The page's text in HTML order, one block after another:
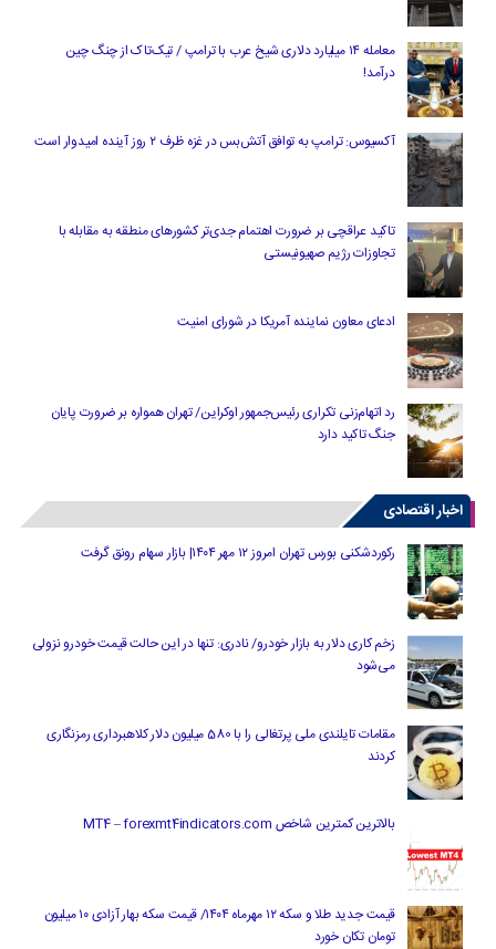
معامله ۱۴ میلیارد دلاری شیخ عرب با ترامپ / تیک‌تاک از چنگ چین
درآمد!
آکسیوس: ترامپ به توافق آتش‌بس در غزه ظرف ۲ روز آینده امیدوار است
تاکید عراقچی بر ضرورت اهتمام جدی‌تر کشورهای منطقه به مقابله با
تجاوزات رژیم صهیونیستی
ادعای معاون نماینده آمریکا در شورای امنیت
رد اتهام‌زنی تکراری رئیس‌جمهور اوکراین/ تهران همواره بر ضرورت پایان
جنگ تاکید دارد
اخبار اقتصادی
رکوردشکنی بورس تهران امروز ۱۲ مهر ۱۴۰۴| بازار سهام رونق گرفت
زخم کاری دلار به بازار خودرو/ نادری: تنها در این حالت قیمت خودرو نزولی
می‌شود
مقامات تایلندی ملی پرتغالی را با 580 میلیون دلار کلاهبرداری رمزنگاری
کردند
بالاترین کمترین شاخص MT4 – forexmt4indicators.com
قیمت جدید طلا و سکه ۱۲ مهرماه ۱۴۰۴/ قیمت سکه بهار آزادی ۱۰ میلیون
تومان تکان خورد